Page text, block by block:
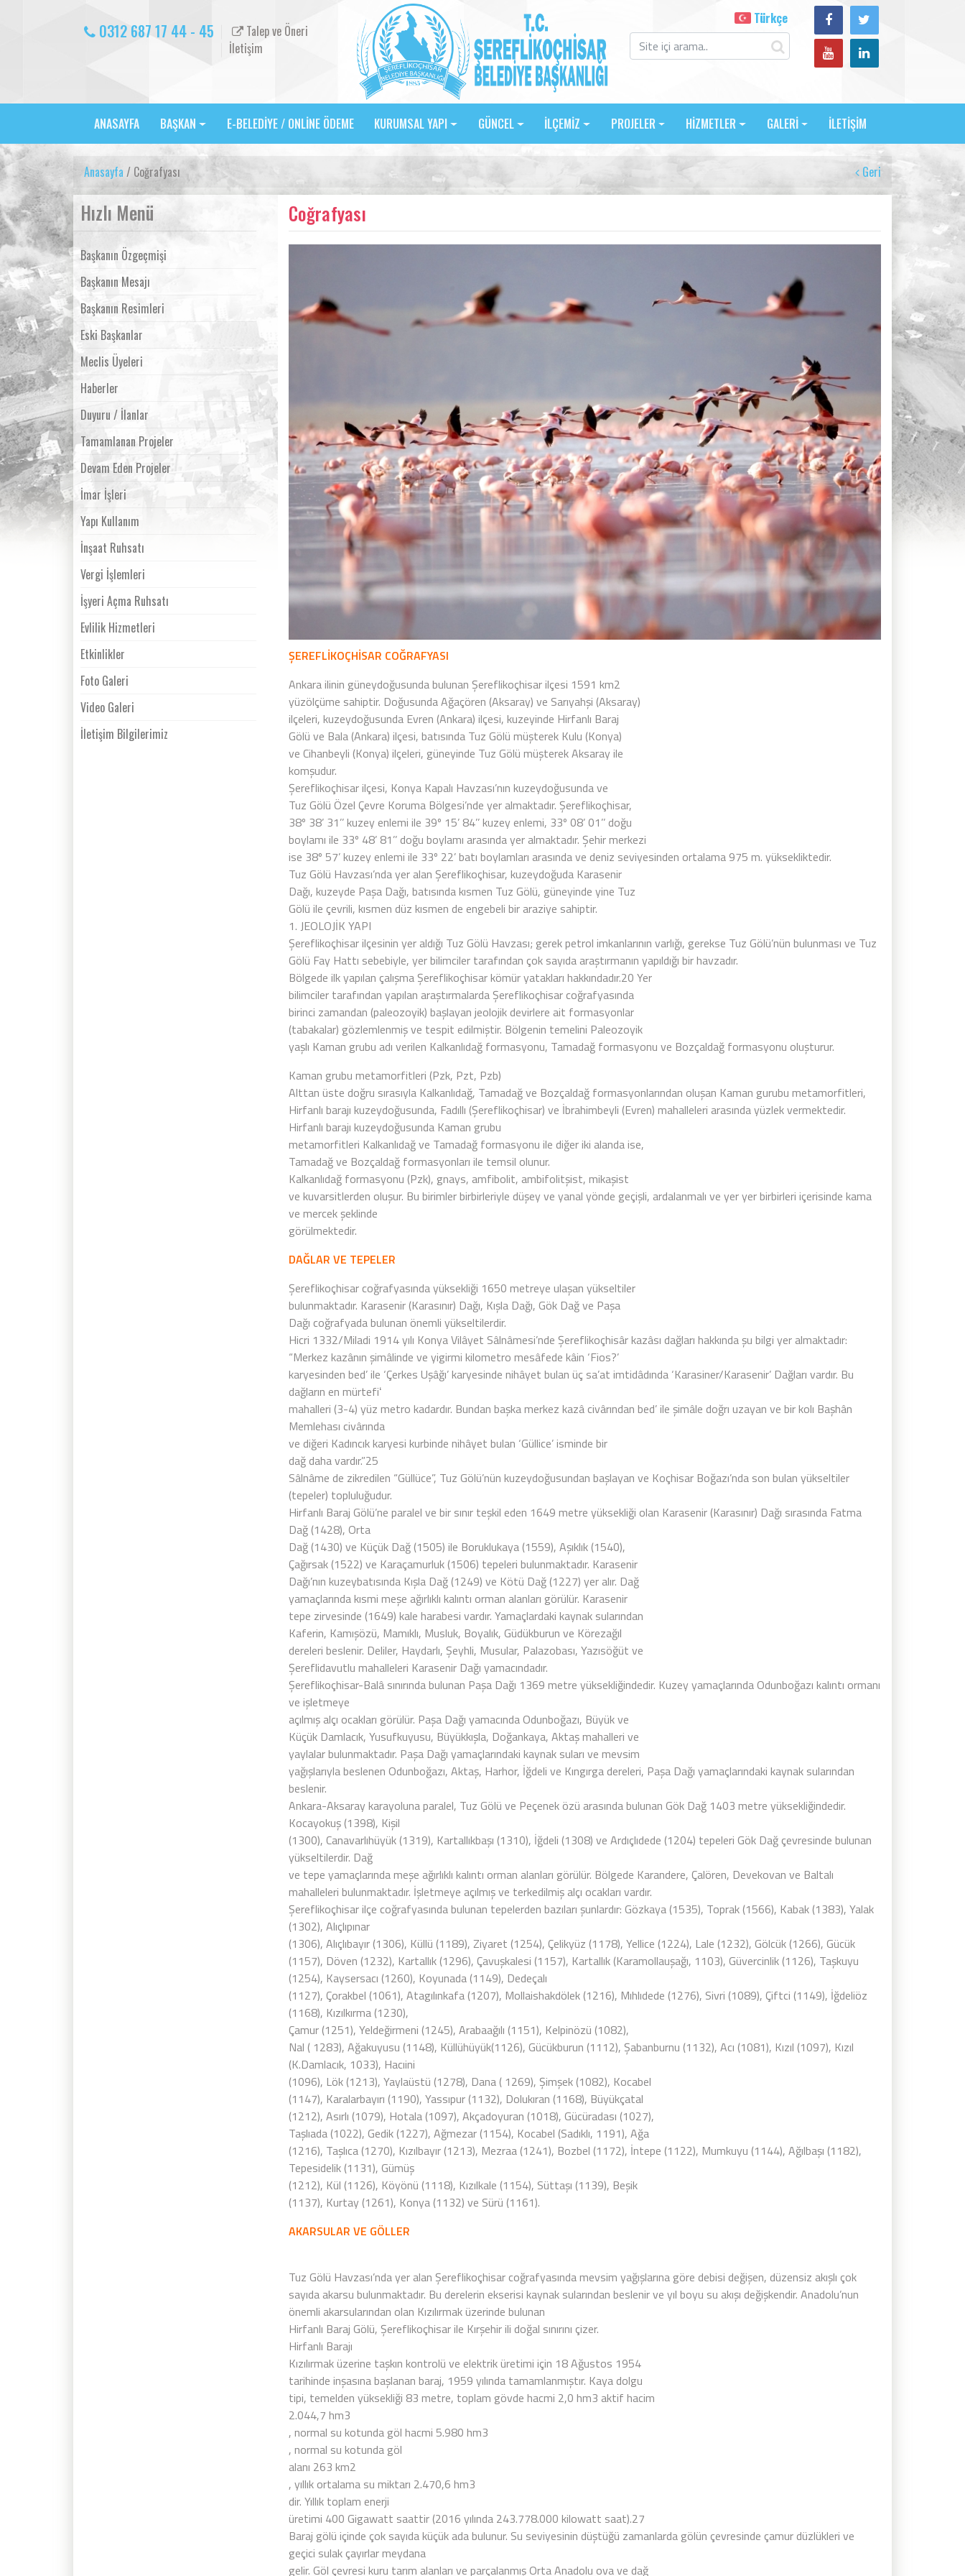
0312 687 17 44 - 45
Talep ve Öneri
İletişim
Türkçe
ANASAYFA BAŞKAN E-BELEDİYE / ONLİNE ÖDEME KURUMSAL YAPI GÜNCEL İLÇEMİZ PROJELER HİZMETLER GALERİ İLETİŞİM
Anasayfa / Coğrafyası Geri
Hızlı Menü
Başkanın Özgeçmişi
Başkanın Mesajı
Başkanın Resimleri
Eski Başkanlar
Meclis Üyeleri
Haberler
Duyuru / İlanlar
Tamamlanan Projeler
Devam Eden Projeler
İmar İşleri
Yapı Kullanım
İnşaat Ruhsatı
Vergi İşlemleri
İşyeri Açma Ruhsatı
Evlilik Hizmetleri
Etkinlikler
Foto Galeri
Video Galeri
İletişim Bilgilerimiz
Coğrafyası
ŞEREFLİKOÇHİSAR COĞRAFYASI
Ankara ilinin güneydoğusunda bulunan Şereflikoçhisar ilçesi 1591 km2
yüzölçüme sahiptir. Doğusunda Ağaçören (Aksaray) ve Sarıyahşi (Aksaray)
ilçeleri, kuzeydoğusunda Evren (Ankara) ilçesi, kuzeyinde Hirfanlı Baraj
Gölü ve Bala (Ankara) ilçesi, batısında Tuz Gölü müşterek Kulu (Konya)
ve Cihanbeyli (Konya) ilçeleri, güneyinde Tuz Gölü müşterek Aksaray ile
komşudur.
Şereflikoçhisar ilçesi, Konya Kapalı Havzası’nın kuzeydoğusunda ve
Tuz Gölü Özel Çevre Koruma Bölgesi’nde yer almaktadır. Şereflikoçhisar,
38º 38’ 31’’ kuzey enlemi ile 39º 15’ 84’’ kuzey enlemi, 33º 08’ 01’’ doğu
boylamı ile 33º 48’ 81’’ doğu boylamı arasında yer almaktadır. Şehir merkezi
ise 38º 57’ kuzey enlemi ile 33º 22’ batı boylamları arasında ve deniz seviyesinden ortalama 975 m. yüksekliktedir.
Tuz Gölü Havzası’nda yer alan Şereflikoçhisar, kuzeydoğuda Karasenir
Dağı, kuzeyde Paşa Dağı, batısında kısmen Tuz Gölü, güneyinde yine Tuz
Gölü ile çevrili, kısmen düz kısmen de engebeli bir araziye sahiptir.
1. JEOLOJİK YAPI
Şereflikoçhisar ilçesinin yer aldığı Tuz Gölü Havzası; gerek petrol imkanlarının varlığı, gerekse Tuz Gölü’nün bulunması ve Tuz
Gölü Fay Hattı sebebiyle, yer bilimciler tarafından çok sayıda araştırmanın yapıldığı bir havzadır.
Bölgede ilk yapılan çalışma Şereflikoçhisar kömür yatakları hakkındadır.20 Yer
bilimciler tarafından yapılan araştırmalarda Şereflikoçhisar coğrafyasında
birinci zamandan (paleozoyik) başlayan jeolojik devirlere ait formasyonlar
(tabakalar) gözlemlenmiş ve tespit edilmiştir. Bölgenin temelini Paleozoyik
yaşlı Kaman grubu adı verilen Kalkanlıdağ formasyonu, Tamadağ formasyonu ve Bozçaldağ formasyonu oluşturur.
Kaman grubu metamorfitleri (Pzk, Pzt, Pzb)
Alttan üste doğru sırasıyla Kalkanlıdağ, Tamadağ ve Bozçaldağ formasyonlarından oluşan Kaman gurubu metamorfitleri,
Hirfanlı barajı kuzeydoğusunda, Fadıllı (Şereflikoçhisar) ve İbrahimbeyli (Evren) mahalleleri arasında yüzlek vermektedir.
Hirfanlı barajı kuzeydoğusunda Kaman grubu
metamorfitleri Kalkanlıdağ ve Tamadağ formasyonu ile diğer iki alanda ise,
Tamadağ ve Bozçaldağ formasyonları ile temsil olunur.
Kalkanlıdağ formasyonu (Pzk), gnays, amfibolit, ambifolitşist, mikaşist
ve kuvarsitlerden oluşur. Bu birimler birbirleriyle düşey ve yanal yönde geçişli, ardalanmalı ve yer yer birbirleri içerisinde kama
ve mercek şeklinde
görülmektedir.
DAĞLAR VE TEPELER
Şereflikoçhisar coğrafyasında yüksekliği 1650 metreye ulaşan yükseltiler
bulunmaktadır. Karasenir (Karasınır) Dağı, Kışla Dağı, Gök Dağ ve Paşa
Dağı coğrafyada bulunan önemli yükseltilerdir.
Hicri 1332/Miladi 1914 yılı Konya Vilâyet Sâlnâmesi’nde Şereflikoçhisâr kazâsı dağları hakkında şu bilgi yer almaktadır:
“Merkez kazânın şimâlinde ve yigirmi kilometro mesâfede kâin ‘Fios?’
karyesinden bed’ ile ‘Çerkes Uşâğı’ karyesinde nihâyet bulan üç sa’at imtidâdında ‘Karasiner/Karasenir’ Dağları vardır. Bu
dağların en mürtefiʻ
mahalleri (3-4) yüz metro kadardır. Bundan başka merkez kazâ civârından bed’ ile şimâle doğrı uzayan ve bir kolı Başhân
Memlehası civârında
ve diğeri Kadıncık karyesi kurbinde nihâyet bulan ‘Güllice’ isminde bir
dağ daha vardır.”25
Sâlnâme de zikredilen “Güllüce”, Tuz Gölü’nün kuzeydoğusundan başlayan ve Koçhisar Boğazı’nda son bulan yükseltiler
(tepeler) topluluğudur.
Hirfanlı Baraj Gölü’ne paralel ve bir sınır teşkil eden 1649 metre yüksekliği olan Karasenir (Karasınır) Dağı sırasında Fatma
Dağ (1428), Orta
Dağ (1430) ve Küçük Dağ (1505) ile Boruklukaya (1559), Aşıklık (1540),
Çağırsak (1522) ve Karaçamurluk (1506) tepeleri bulunmaktadır. Karasenir
Dağı’nın kuzeybatısında Kışla Dağ (1249) ve Kötü Dağ (1227) yer alır. Dağ
yamaçlarında kısmi meşe ağırlıklı kalıntı orman alanları görülür. Karasenir
tepe zirvesinde (1649) kale harabesi vardır. Yamaçlardaki kaynak sularından
Kaferin, Kamışözü, Mamıklı, Musluk, Boyalık, Güdükburun ve Körezağıl
dereleri beslenir. Deliler, Haydarlı, Şeyhli, Musular, Palazobası, Yazısöğüt ve
Şereflidavutlu mahalleleri Karasenir Dağı yamacındadır.
Şereflikoçhisar-Balâ sınırında bulunan Paşa Dağı 1369 metre yüksekliğindedir. Kuzey yamaçlarında Odunboğazı kalıntı ormanı
ve işletmeye
açılmış alçı ocakları görülür. Paşa Dağı yamacında Odunboğazı, Büyük ve
Küçük Damlacık, Yusufkuyusu, Büyükkışla, Doğankaya, Aktaş mahalleri ve
yaylalar bulunmaktadır. Paşa Dağı yamaçlarındaki kaynak suları ve mevsim
yağışlarıyla beslenen Odunboğazı, Aktaş, Harhor, İğdeli ve Kıngırga dereleri, Paşa Dağı yamaçlarındaki kaynak sularından
beslenir.
Ankara-Aksaray karayoluna paralel, Tuz Gölü ve Peçenek özü arasında bulunan Gök Dağ 1403 metre yüksekliğindedir.
Kocayokuş (1398), Kişil
(1300), Canavarlıhüyük (1319), Kartallıkbaşı (1310), İğdeli (1308) ve Ardıçlıdede (1204) tepeleri Gök Dağ çevresinde bulunan
yükseltilerdir. Dağ
ve tepe yamaçlarında meşe ağırlıklı kalıntı orman alanları görülür. Bölgede Karandere, Çalören, Devekovan ve Baltalı
mahalleleri bulunmaktadır. İşletmeye açılmış ve terkedilmiş alçı ocakları vardır.
Şereflikoçhisar ilçe coğrafyasında bulunan tepelerden bazıları şunlardır: Gözkaya (1535), Toprak (1566), Kabak (1383), Yalak
(1302), Alıçlıpınar
(1306), Alıçlıbayır (1306), Küllü (1189), Ziyaret (1254), Çelikyüz (1178), Yellice (1224), Lale (1232), Gölcük (1266), Gücük
(1157), Döven (1232), Kartallık (1296), Çavuşkalesi (1157), Kartallık (Karamollauşağı, 1103), Güvercinlik (1126), Taşkuyu
(1254), Kaysersacı (1260), Koyunada (1149), Dedeçalı
(1127), Çorakbel (1061), Atagılınkafa (1207), Mollaishakdölek (1216), Mıhlıdede (1276), Sivri (1089), Çiftci (1149), İğdeliöz
(1168), Kızılkırma (1230),
Çamur (1251), Yeldeğirmeni (1245), Arabaağılı (1151), Kelpinözü (1082),
Nal ( 1283), Ağakuyusu (1148), Küllühüyük(1126), Gücükburun (1112), Şabanburnu (1132), Acı (1081), Kızıl (1097), Kızıl
(K.Damlacık, 1033), Hacıini
(1096), Lök (1213), Yaylaüstü (1278), Dana ( 1269), Şimşek (1082), Kocabel
(1147), Karalarbayırı (1190), Yassıpur (1132), Dolukıran (1168), Büyükçatal
(1212), Asırlı (1079), Hotala (1097), Akçadoyuran (1018), Gücüradası (1027),
Taşlıada (1022), Gedik (1227), Ağmezar (1154), Kocabel (Sadıklı, 1191), Ağa
(1216), Taşlıca (1270), Kızılbayır (1213), Mezraa (1241), Bozbel (1172), İntepe (1122), Mumkuyu (1144), Ağılbaşı (1182),
Tepesidelik (1131), Gümüş
(1212), Kül (1126), Köyönü (1118), Kızılkale (1154), Süttaşı (1139), Beşik
(1137), Kurtay (1261), Konya (1132) ve Sürü (1161).
AKARSULAR VE GÖLLER
Tuz Gölü Havzası’nda yer alan Şereflikoçhisar coğrafyasında mevsim yağışlarına göre debisi değişen, düzensiz akışlı çok
sayıda akarsu bulunmaktadır. Bu derelerin ekserisi kaynak sularından beslenir ve yıl boyu su akışı değişkendir. Anadolu’nun
önemli akarsularından olan Kızılırmak üzerinde bulunan
Hirfanlı Baraj Gölü, Şereflikoçhisar ile Kırşehir ili doğal sınırını çizer.
Hirfanlı Barajı
Kızılırmak üzerine taşkın kontrolü ve elektrik üretimi için 18 Ağustos 1954
tarihinde inşasına başlanan baraj, 1959 yılında tamamlanmıştır. Kaya dolgu
tipi, temelden yüksekliği 83 metre, toplam gövde hacmi 2,0 hm3 aktif hacim
2.044,7 hm3
, normal su kotunda göl hacmi 5.980 hm3
, normal su kotunda göl
alanı 263 km2
, yıllık ortalama su miktarı 2.470,6 hm3
dir. Yıllık toplam enerji
üretimi 400 Gigawatt saattir (2016 yılında 243.778.000 kilowatt saat).27
Baraj gölü içinde çok sayıda küçük ada bulunur. Su seviyesinin düştüğü zamanlarda gölün çevresinde çamur düzlükleri ve
geçici sulak çayırlar meydana
gelir. Göl çevresi kuru tarım alanları ve parçalanmış Orta Anadolu ova ve dağ